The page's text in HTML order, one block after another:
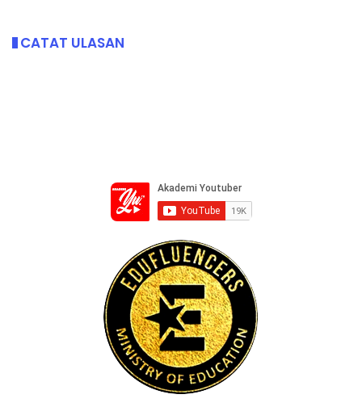
CATAT ULASAN